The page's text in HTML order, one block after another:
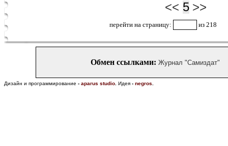
<< 5 >>
перейти на страницу: из 218
Обмен ссылками: Журнал "Самиздат"
Дизайн и программирование - aparus studio Идея - negros